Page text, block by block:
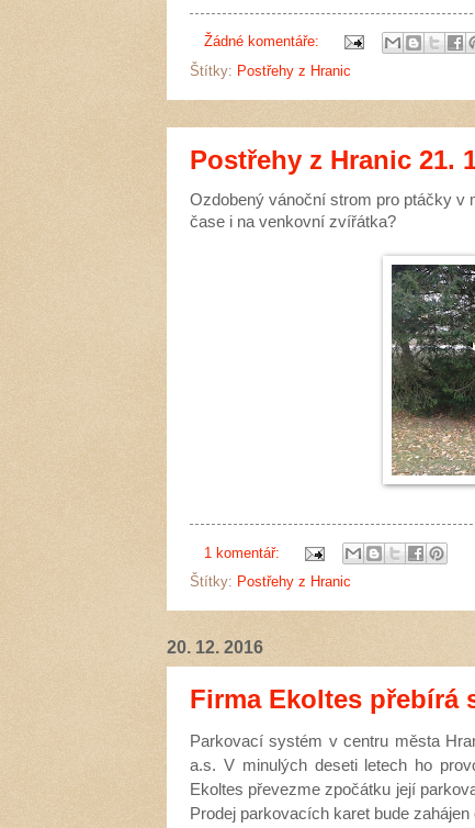
Žádné komentáře:
Štítky: Postřehy z Hranic
Postřehy z Hranic 21.
Ozdobený vánoční strom pro ptáčky v
čase i na venkovní zvířátka?
1 komentář:
Štítky: Postřehy z Hranic
20. 12. 2016
Firma Ekoltes přebírá
Parkovací systém v centru města
a.s. V minulých deseti letech ho
Ekoltes převezme zpočátku její
Prodej parkovacích karet bude